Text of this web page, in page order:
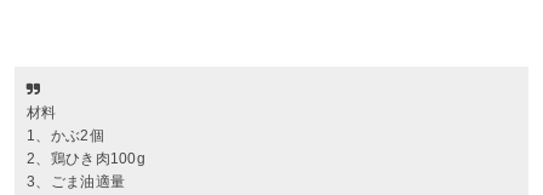
材料
1、かぶ2個
2、鶏ひき肉100g
3、ごま油適量